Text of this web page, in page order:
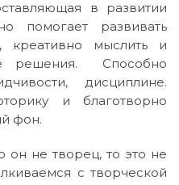
в развитии
помогает развивать
креативно мыслить и
решения. Способно
дисциплине.
и благотворно
фон.
он не творец, то это не
с творческой